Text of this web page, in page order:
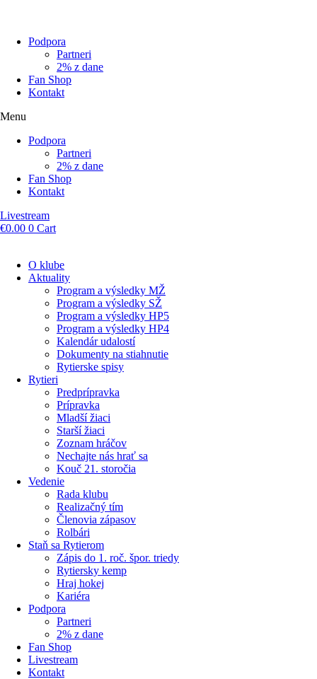
Podpora
Partneri
2% z dane
Fan Shop
Kontakt
Menu
Podpora
Partneri
2% z dane
Fan Shop
Kontakt
Livestream
€0.00 0 Cart
O klube
Aktuality
Program a výsledky MŽ
Program a výsledky SŽ
Program a výsledky HP5
Program a výsledky HP4
Kalendár udalostí
Dokumenty na stiahnutie
Rytierske spisy
Rytieri
Predprípravka
Prípravka
Mladší žiaci
Starší žiaci
Zoznam hráčov
Nechajte nás hrať sa
Kouč 21. storočia
Vedenie
Rada klubu
Realizačný tím
Členovia zápasov
Rolbári
Staň sa Rytierom
Zápis do 1. roč. špor. triedy
Rytiersky kemp
Hraj hokej
Kariéra
Podpora
Partneri
2% z dane
Fan Shop
Livestream
Kontakt